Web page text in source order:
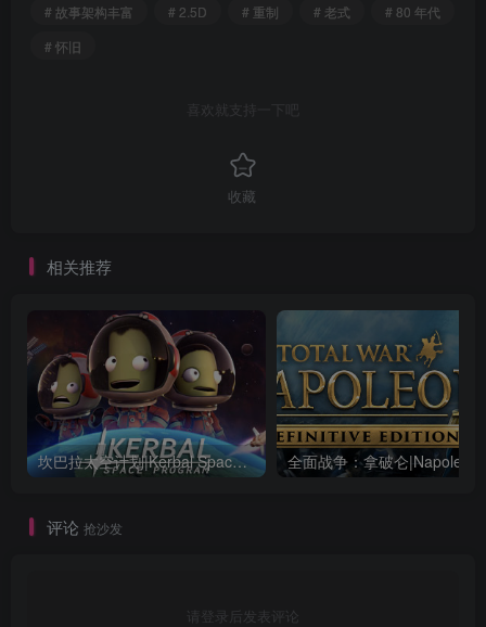
# 故事架构丰富
# 2.5D # 重制 # 老式
# 80 年代
# 怀旧
喜欢就支持一下吧
收藏
相关推荐
坎巴拉太空计划|Kerbal Space Program|1.12.5.3190|整合全DLC
评论 抢沙发
请登录后发表评论